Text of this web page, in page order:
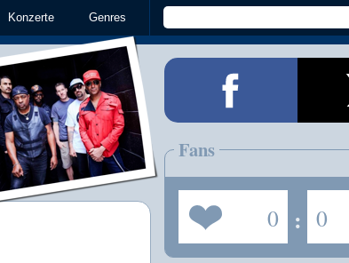
Konzerte Genres
Fans
0 : 0